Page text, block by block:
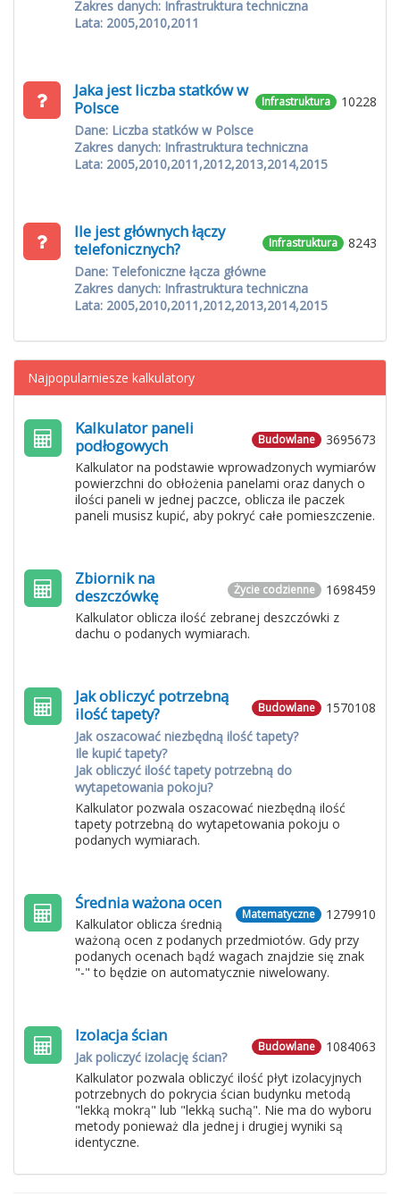
Zakres danych: Infrastruktura techniczna
Lata: 2005,2010,2011
10228
Infrastruktura
Jaka jest liczba statków w
Polsce
Dane: Liczba statków w Polsce
Zakres danych: Infrastruktura techniczna
Lata: 2005,2010,2011,2012,2013,2014,2015
8243
Infrastruktura
Ile jest głównych łączy
telefonicznych?
Dane: Telefoniczne łącza główne
Zakres danych: Infrastruktura techniczna
Lata: 2005,2010,2011,2012,2013,2014,2015
Najpopularniesze kalkulatory
3695673
Budowlane
Kalkulator paneli
podłogowych
Kalkulator na podstawie wprowadzonych wymiarów
powierzchni do obłożenia panelami oraz danych o
ilości paneli w jednej paczce, oblicza ile paczek
paneli musisz kupić, aby pokryć całe pomieszczenie.
1698459
Życie codzienne
Zbiornik na
deszczówkę
Kalkulator oblicza ilość zebranej deszczówki z
dachu o podanych wymiarach.
1570108
Budowlane
Jak obliczyć potrzebną
ilość tapety?
Jak oszacować niezbędną ilość tapety?
Ile kupić tapety?
Jak obliczyć ilość tapety potrzebną do
wytapetowania pokoju?
Kalkulator pozwala oszacować niezbędną ilość
tapety potrzebną do wytapetowania pokoju o
podanych wymiarach.
1279910
Matematyczne
Średnia ważona ocen
Kalkulator oblicza średnią
ważoną ocen z podanych przedmiotów. Gdy przy
podanych ocenach bądź wagach znajdzie się znak
"-" to będzie on automatycznie niwelowany.
1084063
Budowlane
Izolacja ścian
Jak policzyć izolację ścian?
Kalkulator pozwala obliczyć ilość płyt izolacyjnych
potrzebnych do pokrycia ścian budynku metodą
"lekką mokrą" lub "lekką suchą". Nie ma do wyboru
metody ponieważ dla jednej i drugiej wyniki są
identyczne.